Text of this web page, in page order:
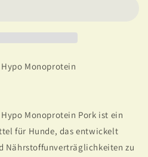
Monoprotein
Monoprotein Pork ist ein
für Hunde, das entwickelt
Nährstoffunverträglichkeiten zu